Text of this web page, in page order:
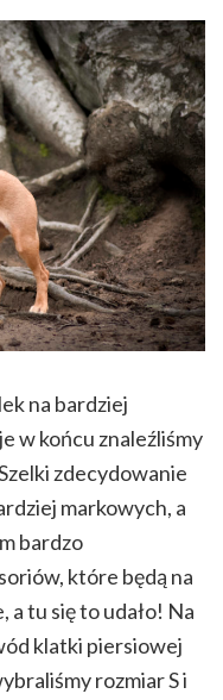
na bardziej
w końcu znaleźliśmy
zdecydowanie
markowych, a
bardzo
które będą na
a tu się to udało! Na
klatki piersiowej
rozmiar S i